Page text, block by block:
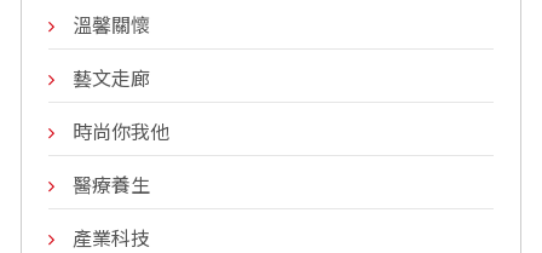
溫馨關懷
藝文走廊
時尚你我他
醫療養生
產業科技